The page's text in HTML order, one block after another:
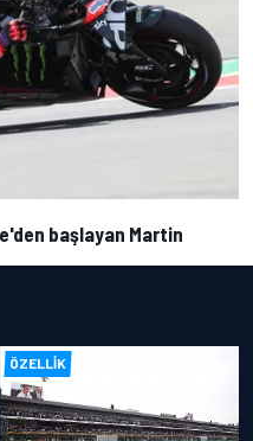
başlayan Martin
ÖZELLIK